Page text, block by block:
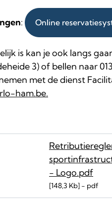
: Online
is kan je ook langs
3) of bellen naar
met de dienst
ham.be.
- Logo.pdf
148,3 Kb pdf